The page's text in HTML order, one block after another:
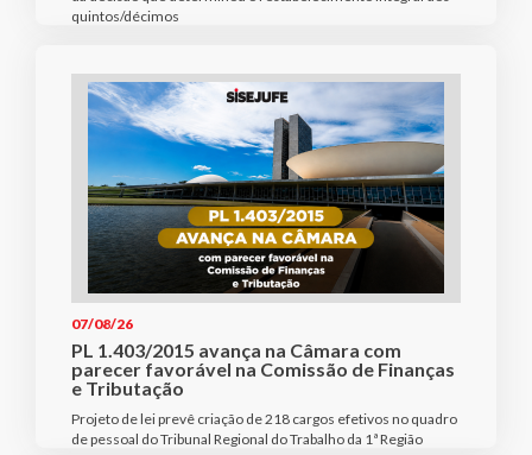
quintos/décimos
07/08/26
PL 1.403/2015 avança na Câmara com
parecer favorável na Comissão de Finanças
e Tributação
Projeto de lei prevê criação de 218 cargos efetivos no quadro
de pessoal do Tribunal Regional do Trabalho da 1ª Região